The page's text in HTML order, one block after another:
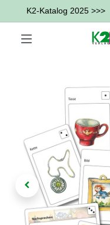
K2-Katalog 2025 >>>